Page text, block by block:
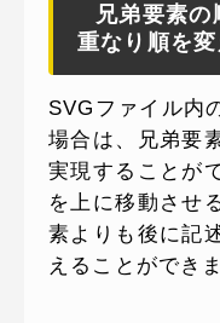
兄弟要素
重なり順を
SVGファイル内
場合は、兄弟要
実現することが
を上に移動させ
素よりも後に記
えることができ